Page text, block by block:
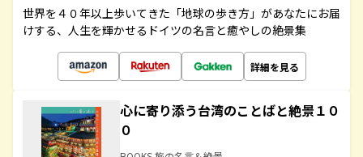
世界を４０年以上歩いてきた「地球の歩き方」があなたにお届
けする、人生を輝かせるドイツの名言と癒やしの絶景集
詳細を見る
心に寄り添う台湾のことばと絶景１０
０